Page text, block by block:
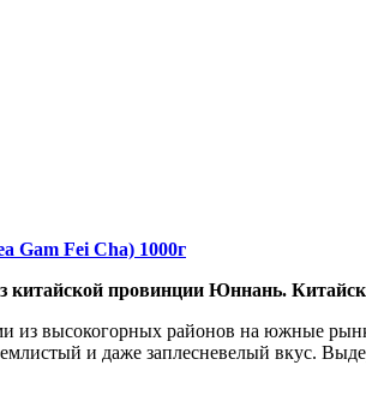
Gam Fei Cha) 1000г
провинции Юннань.
из высокогорных районов на южные
и даже заплесневелый вкус.